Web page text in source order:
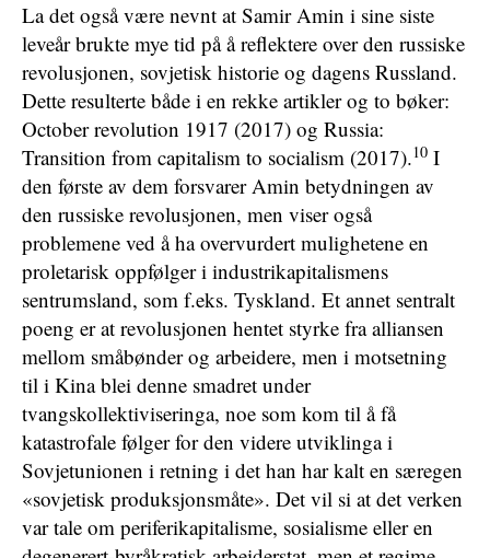
La det også være nevnt at Samir Amin i sine siste
leveår brukte mye tid på å reflektere over den russiske
revolusjonen, sovjetisk historie og dagens Russland.
Dette resulterte både i en rekke artikler og to bøker:
October revolution 1917 (2017) og Russia:
Transition from capitalism to socialism (2017).10 I
den første av dem forsvarer Amin betydningen av
den russiske revolusjonen, men viser også
problemene ved å ha overvurdert mulighetene en
proletarisk oppfølger i industrikapitalismens
sentrumsland, som f.eks. Tyskland. Et annet sentralt
poeng er at revolusjonen hentet styrke fra alliansen
mellom småbønder og arbeidere, men i motsetning
til i Kina blei denne smadret under
tvangskollektiviseringa, noe som kom til å få
katastrofale følger for den videre utviklinga i
Sovjetunionen i retning i det han har kalt en særegen
«sovjetisk produksjonsmåte». Det vil si at det verken
var tale om periferikapitalisme, sosialisme eller en